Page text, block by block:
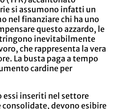
si assumono infatti un
nel finanziare chi ha uno
questo azzardo, le
inevitabilmente
che rappresenta la vera
La busta paga a tempo
cardine per
essi inseriti nel settore
devono esibire